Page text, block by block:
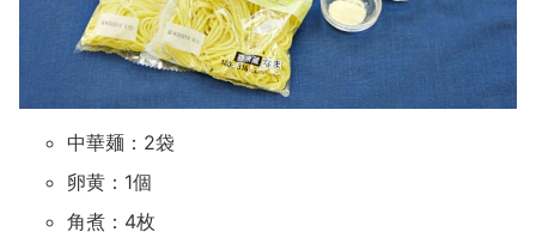
中華麺：2袋
卵黄：1個
角煮：4枚